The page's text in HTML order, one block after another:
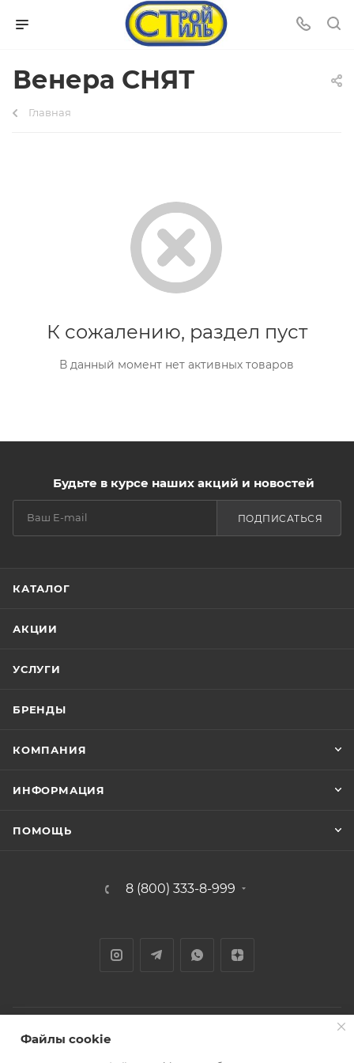
Венера СНЯТ
Главная
К сожалению, раздел пуст
В данный момент нет активных товаров
Будьте в курсе наших акций и новостей
ПОДПИСАТЬСЯ
КАТАЛОГ
АКЦИИ
УСЛУГИ
БРЕНДЫ
КОМПАНИЯ
ИНФОРМАЦИЯ
ПОМОЩЬ
8 (800) 333-8-999
Файлы cookie